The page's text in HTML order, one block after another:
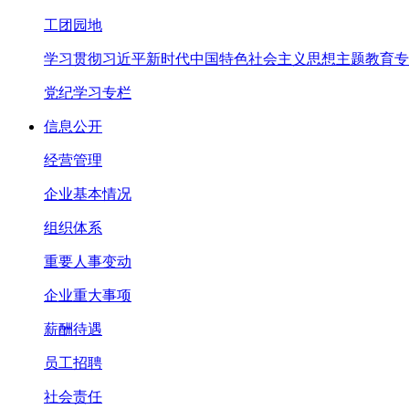
工团园地
学习贯彻习近平新时代中国特色社会主义思想主题教育
党纪学习专栏
信息公开
经营管理
企业基本情况
组织体系
重要人事变动
企业重大事项
薪酬待遇
员工招聘
社会责任